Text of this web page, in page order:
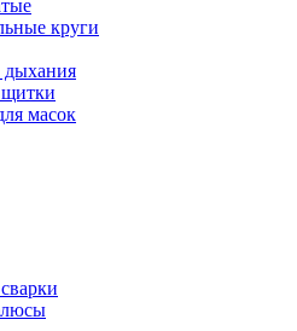
круги
дыхания
масок